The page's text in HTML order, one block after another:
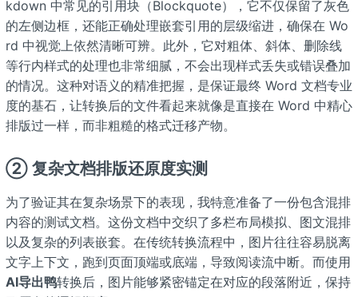
kdown 中常见的引用块（Blockquote），它不仅保留了灰色
的左侧边框，还能正确处理嵌套引用的层级缩进，确保在 Wo
rd 中视觉上依然清晰可辨。此外，它对粗体、斜体、删除线
等行内样式的处理也非常细腻，不会出现样式丢失或错误叠加
的情况。这种对语义的精准把握，是保证最终 Word 文档专业
度的基石，让转换后的文件看起来就像是直接在 Word 中精心
排版过一样，而非粗糙的格式迁移产物。
② 复杂文档排版还原度实测
为了验证其在复杂场景下的表现，我特意准备了一份包含混排
内容的测试文档。这份文档中交织了多栏布局模拟、图文混排
以及复杂的列表嵌套。在传统转换流程中，图片往往容易脱离
文字上下文，跑到页面顶端或底端，导致阅读流中断。而使用
AI导出鸭转换后，图片能够紧密锚定在对应的段落附近，保持